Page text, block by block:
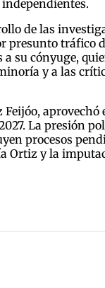
de las
tráfico
su cónyuge,
y a las
La presión
procesos
y la